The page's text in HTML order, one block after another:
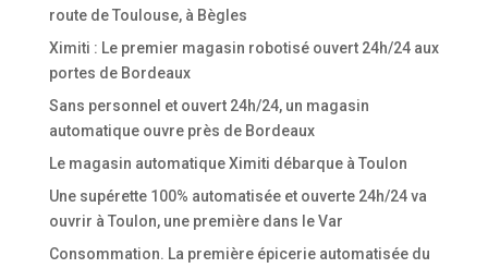
route de Toulouse, à Bègles
Ximiti : Le premier magasin robotisé ouvert 24h/24 aux
portes de Bordeaux
Sans personnel et ouvert 24h/24, un magasin
automatique ouvre près de Bordeaux
Le magasin automatique Ximiti débarque à Toulon
Une supérette 100% automatisée et ouverte 24h/24 va
ouvrir à Toulon, une première dans le Var
Consommation. La première épicerie automatisée du